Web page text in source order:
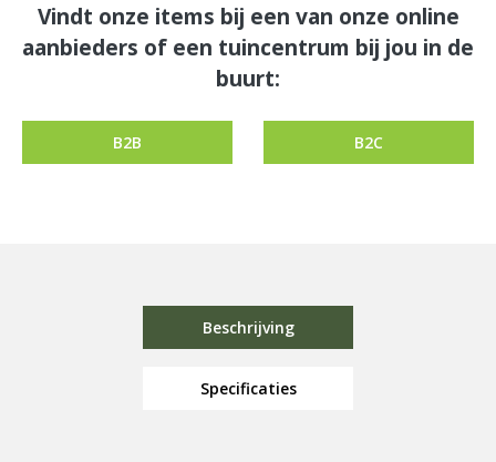
Vindt onze items bij een van onze online
aanbieders of een tuincentrum bij jou in de
buurt:
B2B B2C
Beschrijving
Specificaties